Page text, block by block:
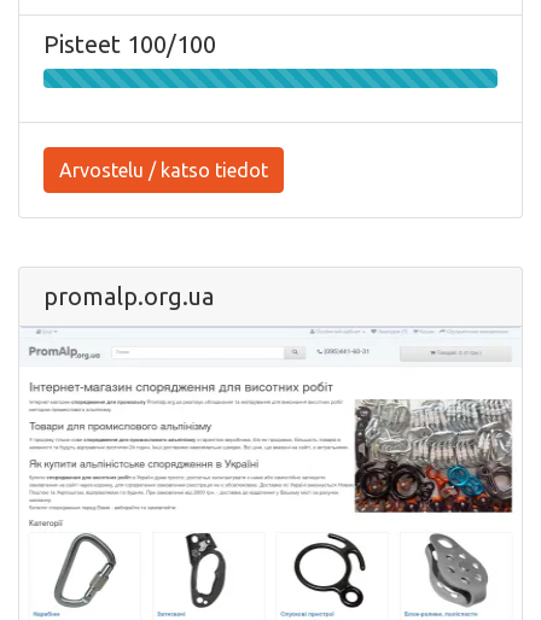
Pisteet 100/100
Arvostelu / katso tiedot
promalp.org.ua